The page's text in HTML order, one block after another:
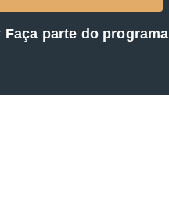
Faça parte do programa